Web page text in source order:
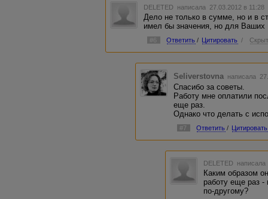
DELETED написала 27.03.2012 в 11:28
Дело не только в сумме, но и в
имел бы значения, но для Ваших
#6 Ответить / Цитировать /
Seliverstovna написала
Спасибо за советы.
Работу мне оплатили
еще раз.
Однако что делать с
#7 Ответить / Цитировать
DELETED
Каким образом
работу еще раз -
по-другому?